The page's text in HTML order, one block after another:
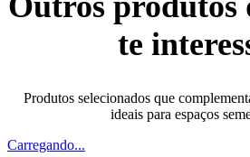
te
Produtos selecionados que
ideais para espaços
Carregando...